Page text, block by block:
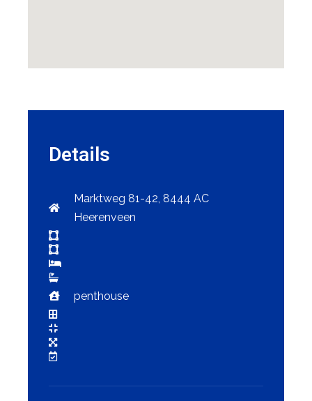
Details
Marktweg 81-42, 8444 AC
Heerenveen
penthouse